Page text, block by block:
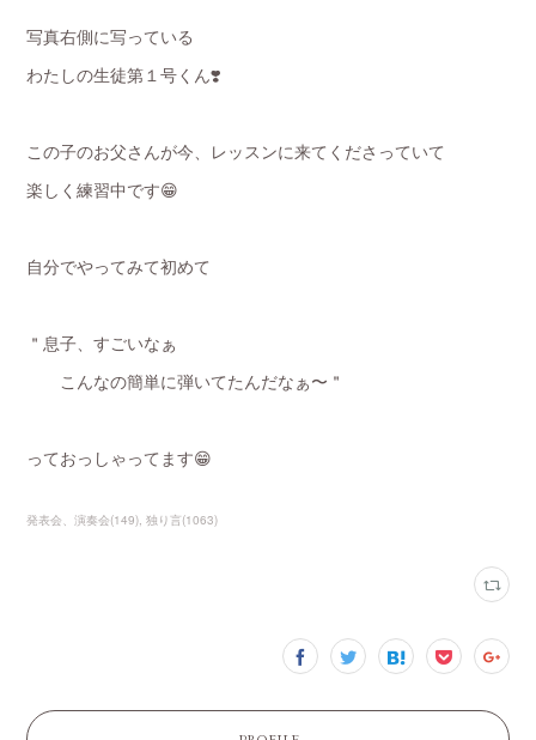
写真右側に写っている
わたしの生徒第１号くん❣️
この子のお父さんが今、レッスンに来てくださっていて
楽しく練習中です😁
自分でやってみて初めて
＂息子、すごいなぁ
こんなの簡単に弾いてたんだなぁ〜＂
っておっしゃってます😁
発表会、演奏会(149) 独り言(1063)